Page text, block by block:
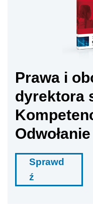
Prawa i
dyrektora
Odwołanie
Sprawd
ź